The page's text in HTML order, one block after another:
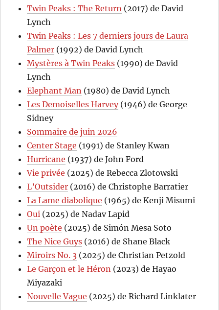
Twin Peaks : The Return (2017) de David
Lynch
Twin Peaks : Les 7 derniers jours de Laura
Palmer (1992) de David Lynch
Mystères à Twin Peaks (1990) de David
Lynch
Elephant Man (1980) de David Lynch
Les Demoiselles Harvey(1946) de George
Sidney
Sommaire de juin 2026
Center Stage (1991) de Stanley Kwan
Hurricane (1937) de John Ford
Vie privée (2025) de Rebecca Zlotowski
L’Outsider (2016) de Christophe Barratier
La Lame diabolique (1965) de Kenji Misumi
Oui (2025) de Nadav Lapid
Un poète (2025) de Simón Mesa Soto
The Nice Guys (2016) de Shane Black
Miroirs No. 3 (2025) de Christian Petzold
Le Garçon et le Héron (2023) de Hayao
Miyazaki
Nouvelle Vague (2025) de Richard Linklater